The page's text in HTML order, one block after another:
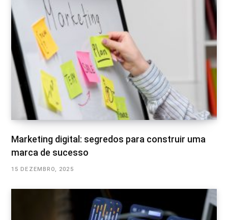
Marketing digital: segredos para construir uma
marca de sucesso
15 DEZEMBRO, 2025